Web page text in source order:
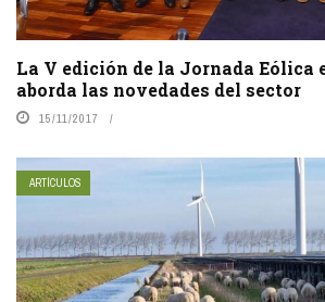
La V edición de la Jornada Eólica
aborda las novedades del sector
15/11/2017
ARTÍCULOS